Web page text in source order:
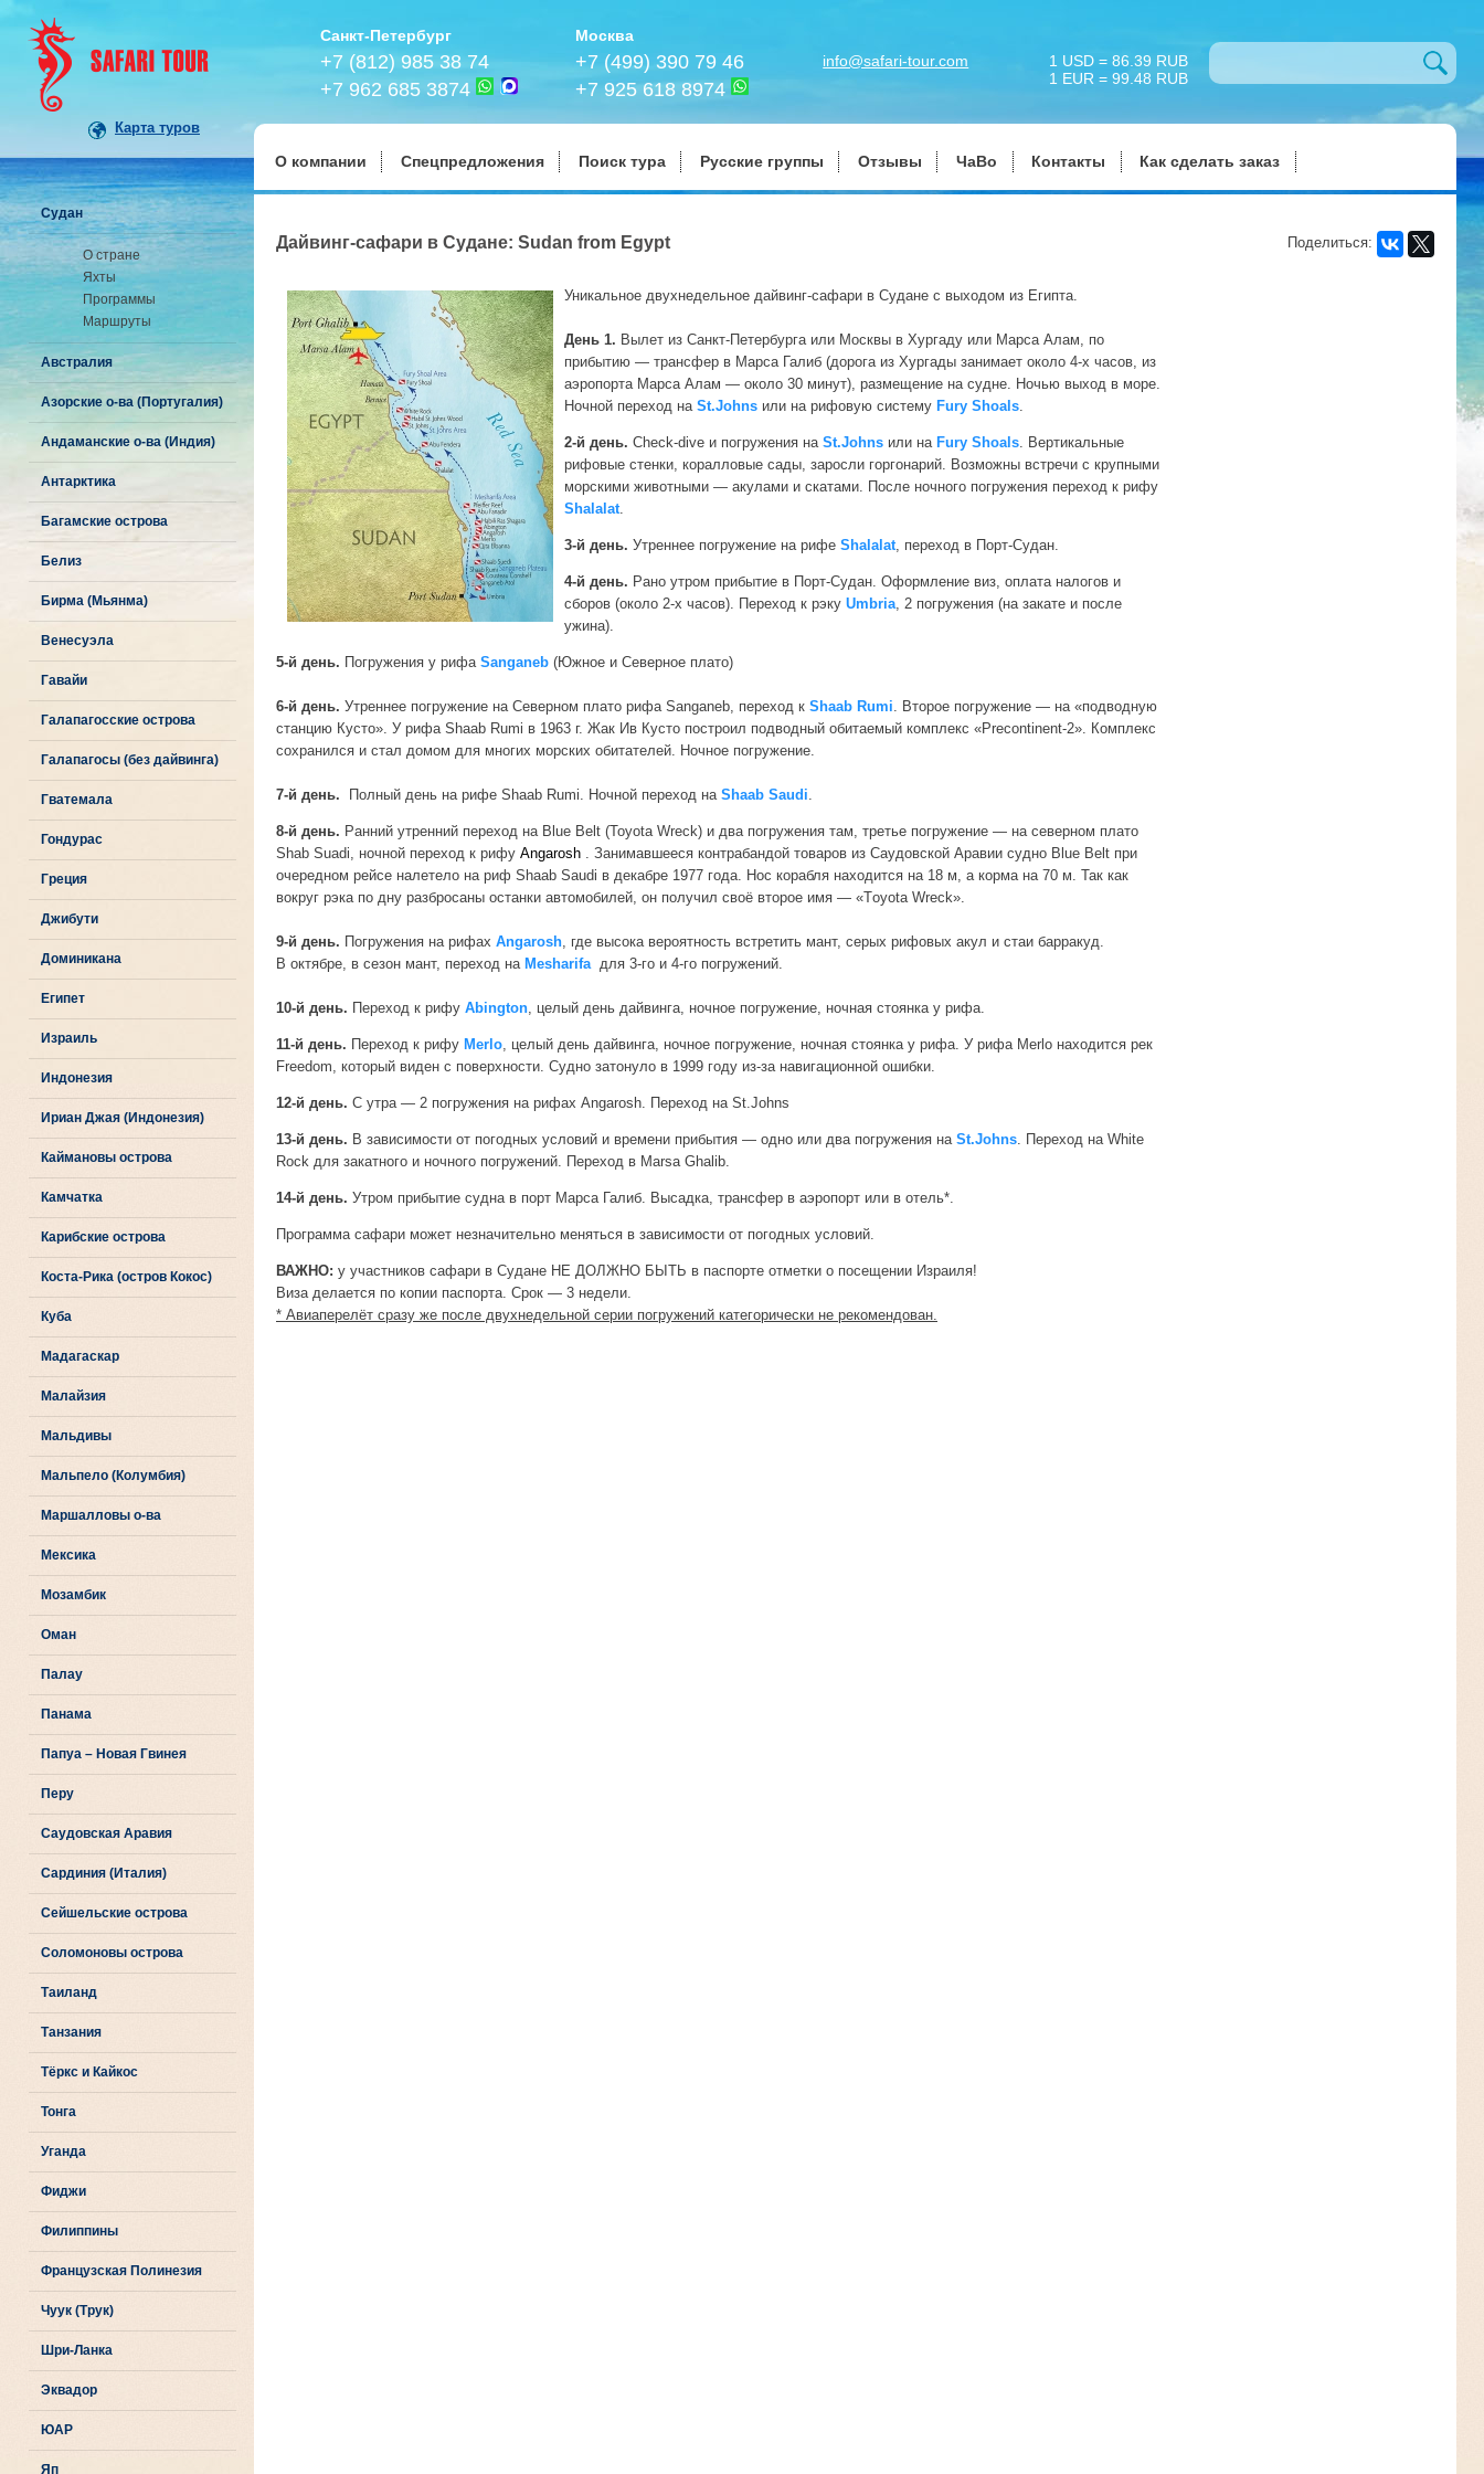
Карта туров
Санкт-Петербург
+7 (812) 985 38 74
+7 962 685 3874
Москва
+7 (499) 390 79 46
+7 925 618 8974
info@safari-tour.com
1 USD = 86.39 RUB
1 EUR = 99.48 RUB
О компании Спецпредложения Поиск тура Русские группы Отзывы ЧаВо Контакты Как сделать заказ
Судан
О стране
Яхты
Программы
Маршруты
Австралия
Азорские о-ва (Португалия)
Андаманские о-ва (Индия)
Антарктика
Багамские острова
Белиз
Бирма (Мьянма)
Венесуэла
Гавайи
Галапагосские острова
Галапагосы (без дайвинга)
Гватемала
Гондурас
Греция
Джибути
Доминикана
Египет
Израиль
Индонезия
Ириан Джая (Индонезия)
Каймановы острова
Камчатка
Карибские острова
Коста-Рика (остров Кокос)
Куба
Мадагаскар
Малайзия
Мальдивы
Мальпело (Колумбия)
Маршалловы о-ва
Мексика
Мозамбик
Оман
Палау
Панама
Папуа – Новая Гвинея
Перу
Саудовская Аравия
Сардиния (Италия)
Сейшельские острова
Соломоновы острова
Таиланд
Танзания
Тёркс и Кайкос
Тонга
Уганда
Фиджи
Филиппины
Французская Полинезия
Чуук (Трук)
Шри-Ланка
Эквадор
ЮАР
Яп
Дайвинг-сафари в Судане: Sudan from Egypt Поделиться:
Уникальное двухнедельное дайвинг-сафари в Судане с выходом из Египта.
День 1. Вылет из Санкт-Петербурга или Москвы в Хургаду или Марса Алам, по
прибытию — трансфер в Марса Галиб (дорога из Хургады занимает около 4-х часов, из
аэропорта Марса Алам — около 30 минут), размещение на судне. Ночью выход в море.
Ночной переход на St.Johns или на рифовую систему Fury Shoals.
2-й день. Check-dive и погружения на St.Johns или на Fury Shoals. Вертикальные
рифовые стенки, коралловые сады, заросли горгонарий. Возможны встречи с крупными
морскими животными — акулами и скатами. После ночного погружения переход к рифу
Shalalat.
3-й день. Утреннее погружение на рифе Shalalat, переход в Порт-Судан.
4-й день. Рано утром прибытие в Порт-Судан. Оформление виз, оплата налогов и
сборов (около 2-х часов). Переход к рэку Umbria, 2 погружения (на закате и после
ужина).
5-й день. Погружения у рифа Sanganeb (Южное и Северное плато)
6-й день. Утреннее погружение на Северном плато рифа Sanganeb, переход к Shaab Rumi. Второе погружение — на «подводную
станцию Кусто». У рифа Shaab Rumi в 1963 г. Жак Ив Кусто построил подводный обитаемый комплекс «Precontinent-2». Комплекс
сохранился и стал домом для многих морских обитателей. Ночное погружение.
7-й день. Полный день на рифе Shaab Rumi. Ночной переход на Shaab Saudi.
8-й день. Ранний утренний переход на Blue Belt (Toyota Wreck) и два погружения там, третье погружение — на северном плато
Shab Suadi, ночной переход к рифу Angarosh . Занимавшееся контрабандой товаров из Саудовской Аравии судно Blue Belt при
очередном рейсе налетело на риф Shaab Saudi в декабре 1977 года. Нос корабля находится на 18 м, а корма на 70 м. Так как
вокруг рэка по дну разбросаны останки автомобилей, он получил своё второе имя — «Тoyota Wreck».
9-й день. Погружения на рифах Angarosh, где высока вероятность встретить мант, серых рифовых акул и стаи барракуд.
В октябре, в сезон мант, переход на Mesharifaдля 3-го и 4-го погружений.
10-й день. Переход к рифу Abington, целый день дайвинга, ночное погружение, ночная стоянка у рифа.
11-й день. Переход к рифу Merlo, целый день дайвинга, ночное погружение, ночная стоянка у рифа. У рифа Merlo находится рек
Freedom, который виден с поверхности. Судно затонуло в 1999 году из-за навигационной ошибки.
12-й день. С утра — 2 погружения на рифах Angarosh. Переход на St.Johns
13-й день. В зависимости от погодных условий и времени прибытия — одно или два погружения на St.Johns. Переход на White
Rock для закатного и ночного погружений. Переход в Marsa Ghalib.
14-й день. Утром прибытие судна в порт Марса Галиб. Высадка, трансфер в аэропорт или в отель*.
Программа сафари может незначительно меняться в зависимости от погодных условий.
ВАЖНО: у участников сафари в Судане НЕ ДОЛЖНО БЫТЬ в паспорте отметки о посещении Израиля!
Виза делается по копии паспорта. Срок — 3 недели.
* Авиаперелёт сразу же после двухнедельной серии погружений категорически не рекомендован.